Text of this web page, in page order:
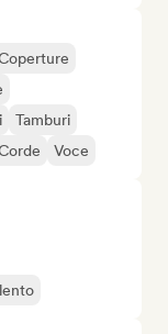
Tamburi
Voce